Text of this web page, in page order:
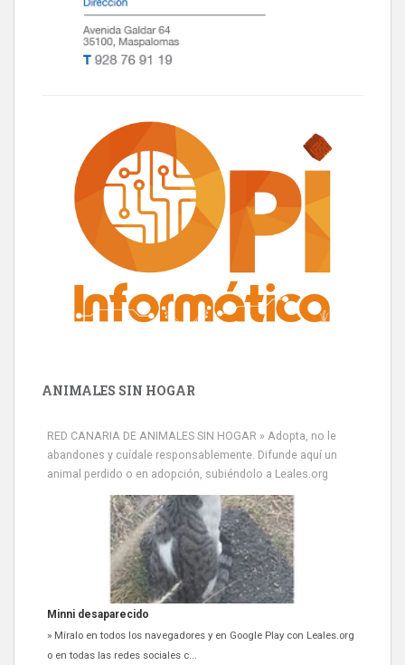
ANIMALES SIN HOGAR
RED CANARIA DE ANIMALES SIN HOGAR » Adopta, no le
abandones y cuídale responsablemente. Difunde aquí un
animal perdido o en adopción, subiéndolo a Leales.org
Siami Perdida
Se llama Siami,es hembra de 4 años,esterilizada con marca de
oreja,cariñosa,mimosa pero miedosa,e...